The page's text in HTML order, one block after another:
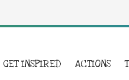
GET INSPIRED ACTIONS